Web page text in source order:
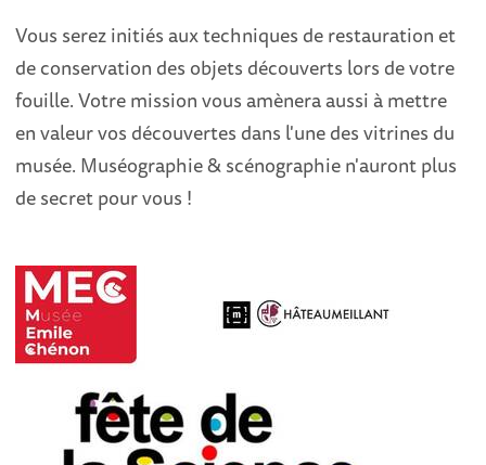
Vous serez initiés aux techniques de restauration et
de conservation des objets découverts lors de votre
fouille. Votre mission vous amènera aussi à mettre
en valeur vos découvertes dans l'une des vitrines du
musée. Muséographie & scénographie n'auront plus
de secret pour vous !